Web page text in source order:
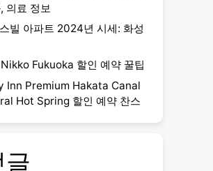
의료 정보
빌 아파트 2024년 시세: 화성
Fukuoka 할인 예약 꿀팁
Inn Premium Hakata Canal
Hot Spring 할인 예약 찬스